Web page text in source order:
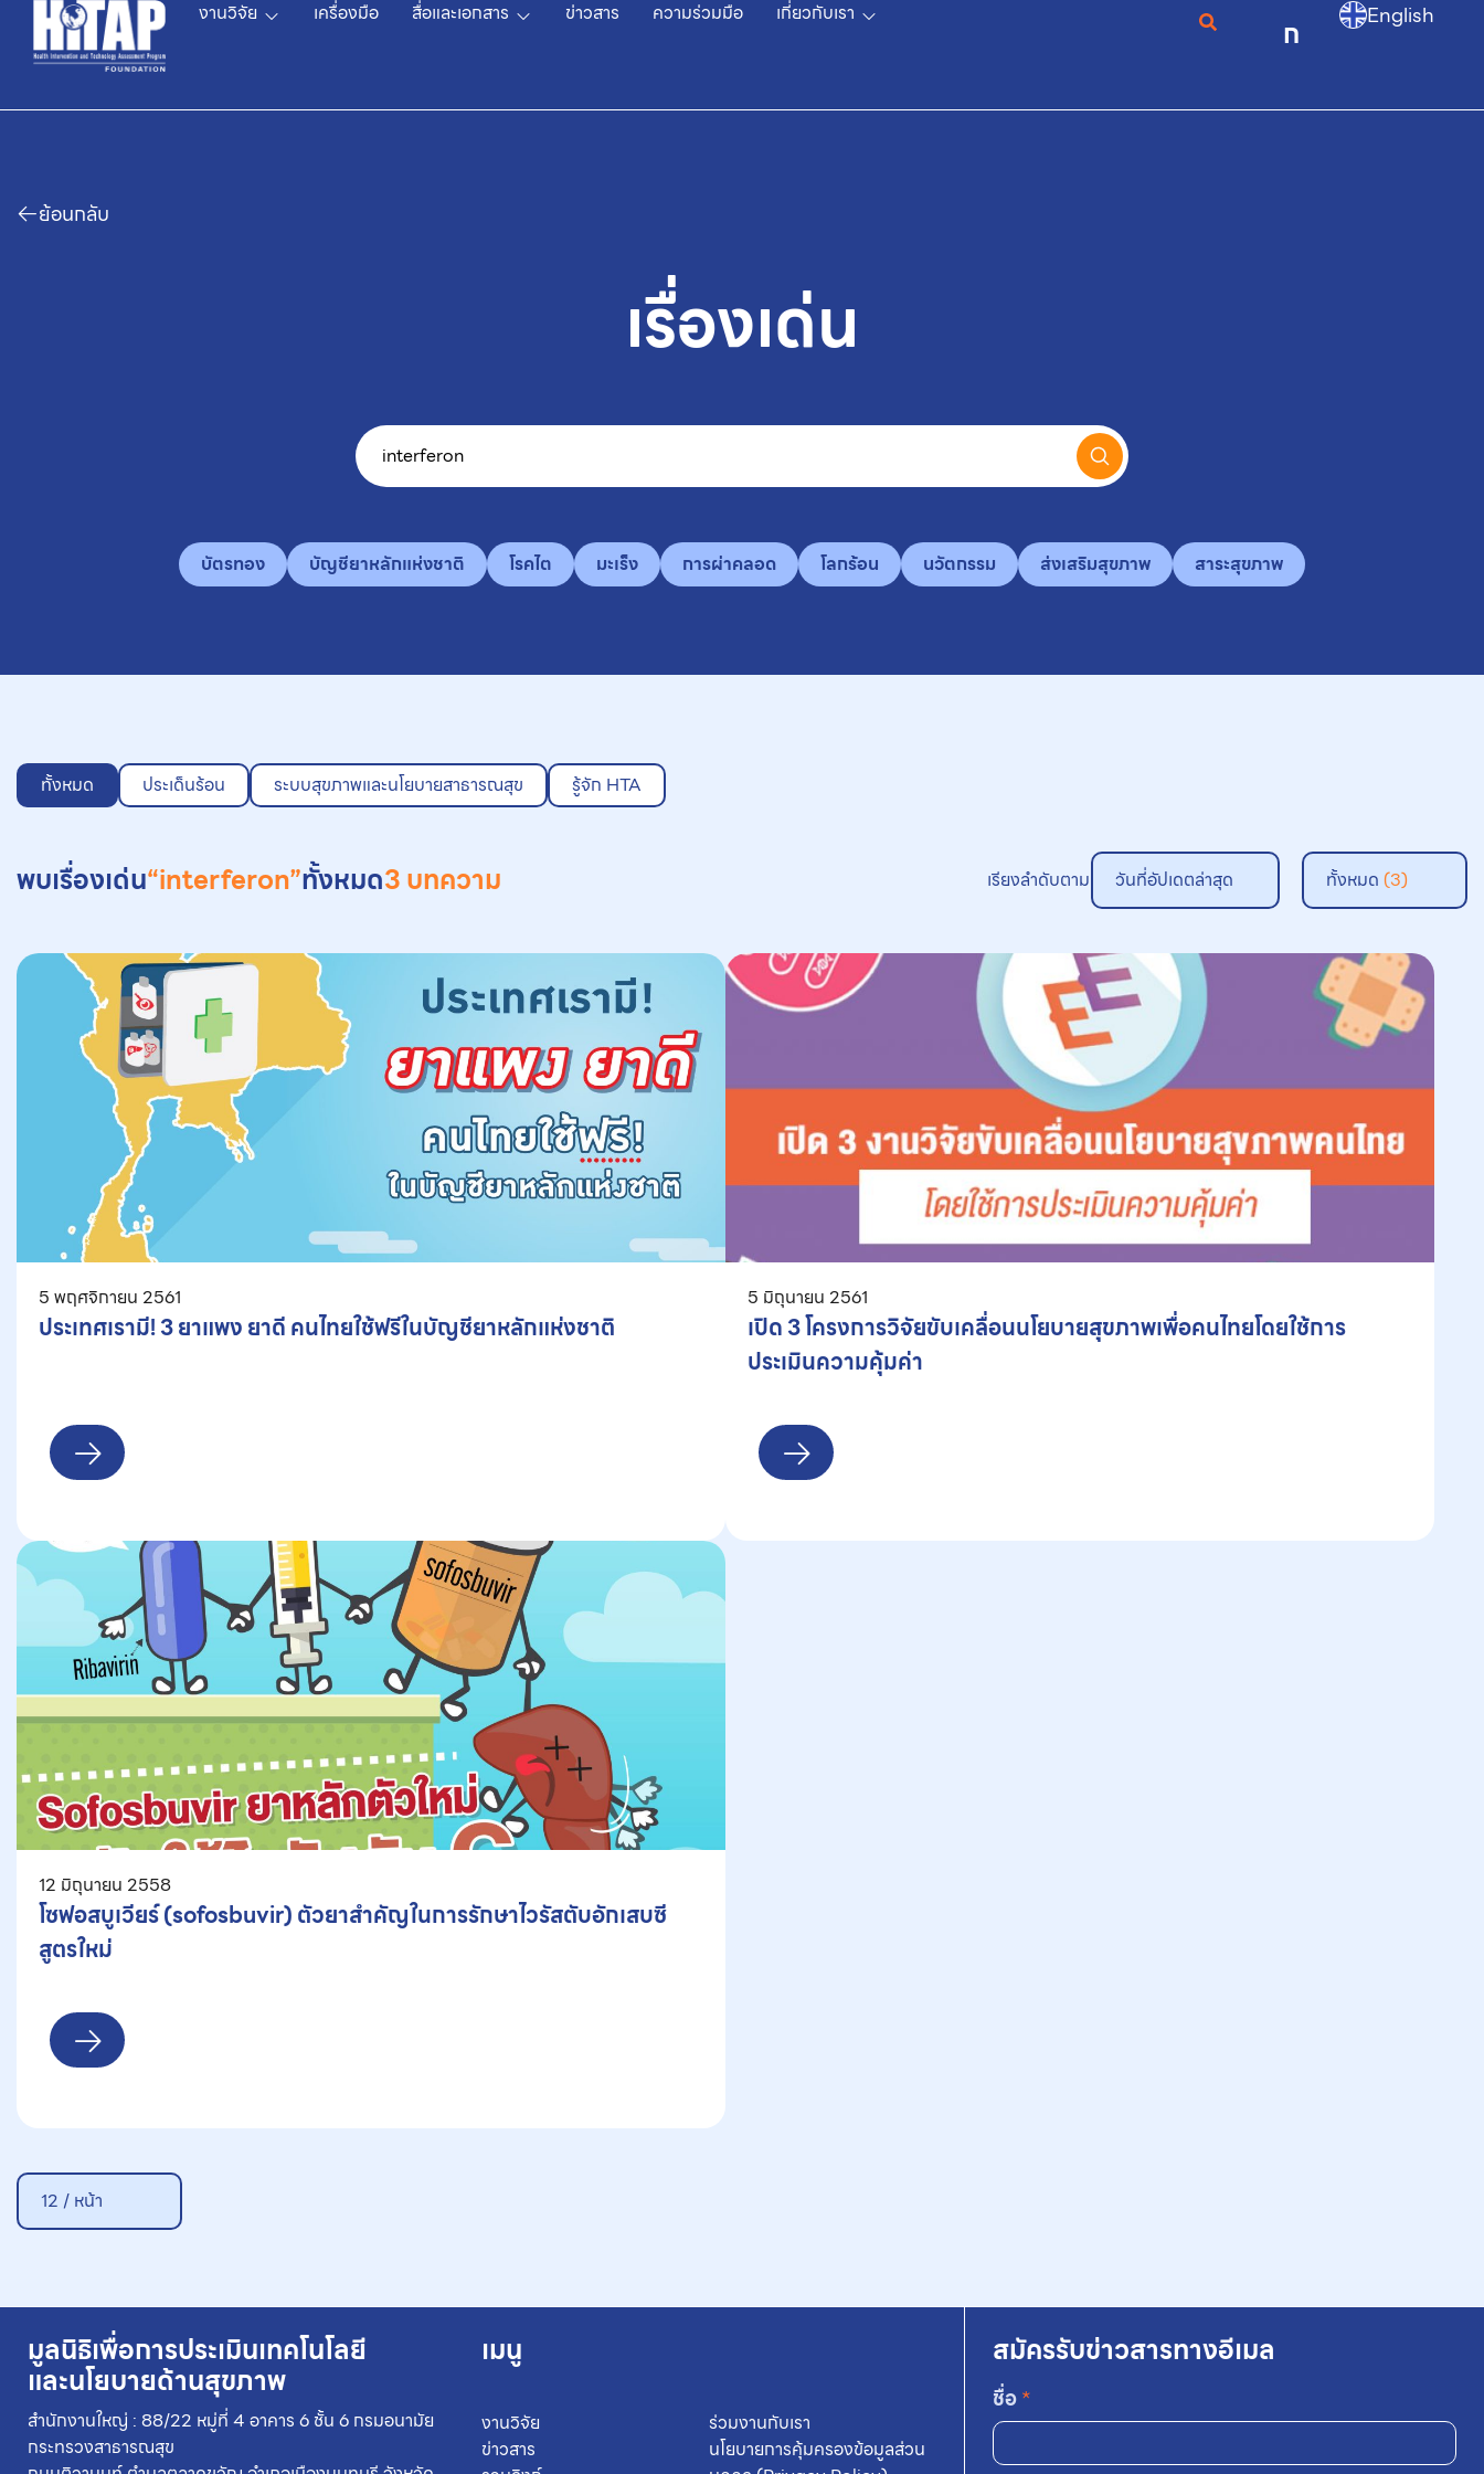
งานวิจัย เครื่องมือ สื่อและเอกสาร ข่าวสาร ความร่วมมือ เกี่ยวกับเรา
ก English
ย้อนกลับ
เรื่องเด่น
บัตรทอง บัญชียาหลักแห่งชาติ โรคไต มะเร็ง การผ่าคลอด โลกร้อน นวัตกรรม ส่งเสริมสุขภาพ สาระสุขภาพ
ทั้งหมด ประเด็นร้อน ระบบสุขภาพและนโยบายสาธารณสุข รู้จัก HTA
พบเรื่องเด่น“interferon”ทั้งหมด3 บทความ เรียงลำดับตาม วันที่อัปเดตล่าสุด ทั้งหมด (3)
5 พฤศจิกายน 2561
ประเทศเรามี! 3 ยาแพง ยาดี คนไทยใช้ฟรีในบัญชียาหลักแห่งชาติ
5 มิถุนายน 2561
เปิด 3 โครงการวิจัยขับเคลื่อนนโยบายสุขภาพเพื่อคนไทยโดยใช้การ
ประเมินความคุ้มค่า
12 มิถุนายน 2558
โซฟอสบูเวียร์ (sofosbuvir) ตัวยาสำคัญในการรักษาไวรัสตับอักเสบซี
สูตรใหม่
12 / หน้า
มูลนิธิเพื่อการประเมินเทคโนโลยี
และนโยบายด้านสุขภาพ
สำนักงานใหญ่ : 88/22 หมู่ที่ 4 อาคาร 6 ชั้น 6 กรมอนามัย
กระทรวงสาธารณสุข
เมนู
งานวิจัย
ข่าวสาร
ร่วมงานกับเรา
นโยบายการคุ้มครองข้อมูลส่วน
สมัครรับข่าวสารทางอีเมล
ชื่อ*